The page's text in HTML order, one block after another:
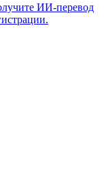
ИИ-перевод